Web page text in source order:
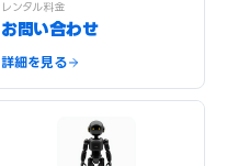
レンタル料金
お問い合わせ
詳細を見る